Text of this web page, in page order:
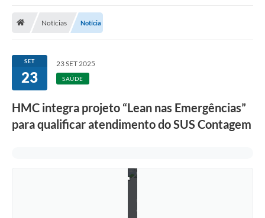
Notícias Notícia
SET
23
23 SET 2025
SAÚDE
HMC integra projeto “Lean nas Emergências”
para qualificar atendimento do SUS Contagem
o
u
c